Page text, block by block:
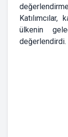
Katılımcılar,
ülkenin
değerlendirdi.